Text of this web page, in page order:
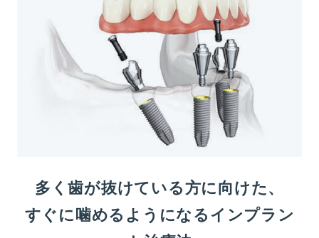
多く歯が抜けている方に向けた、
すぐに噛めるようになるインプラン